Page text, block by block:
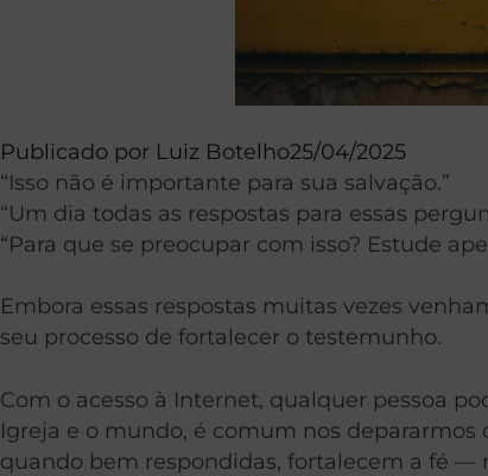
Publicado por Luiz Botelho25/04/2025
“Isso não é importante para sua salvação.”
“Um dia todas as respostas para essas
“Para que se preocupar com isso? Estude
Embora essas respostas muitas vezes
seu processo de fortalecer o testemunho.
Com o acesso à Internet, qualquer pessoa
Igreja e o mundo, é comum nos
quando bem respondidas, fortalecem a fé —